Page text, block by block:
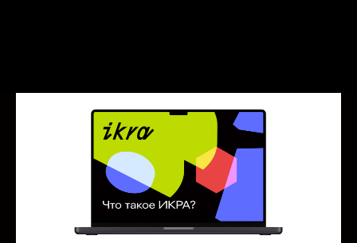
продуктовый спринт
миссия и видение
discovery-to-delivery